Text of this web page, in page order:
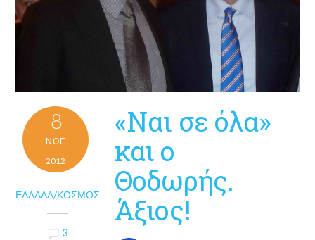
8
ΝΟΈ
2012
ΕΛΛΆΔΑ/ΚΌΣΜΟΣ
3
«Ναι σε όλα»
και ο
Θοδωρής.
Άξιος!